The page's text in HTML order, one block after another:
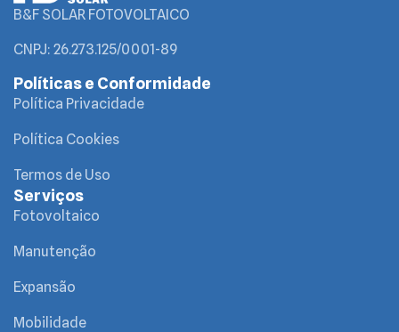
B&F SOLAR FOTOVOLTAICO
CNPJ: 26.273.125/0001-89
Políticas e Conformidade
Política Privacidade
Política Cookies
Termos de Uso
Serviços
Fotovoltaico
Manutenção
Expansão
Mobilidade